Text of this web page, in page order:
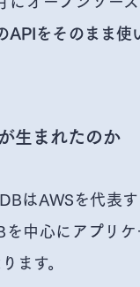
APIをそのまま使
生まれたのか
はAWSを代表
を中心にアプリ
ます。